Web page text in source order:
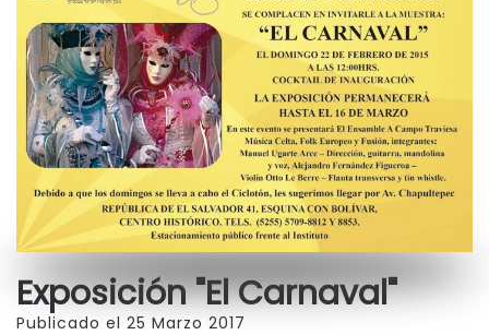
Exposición "El Carnaval"
Publicado el 25 Marzo 2017